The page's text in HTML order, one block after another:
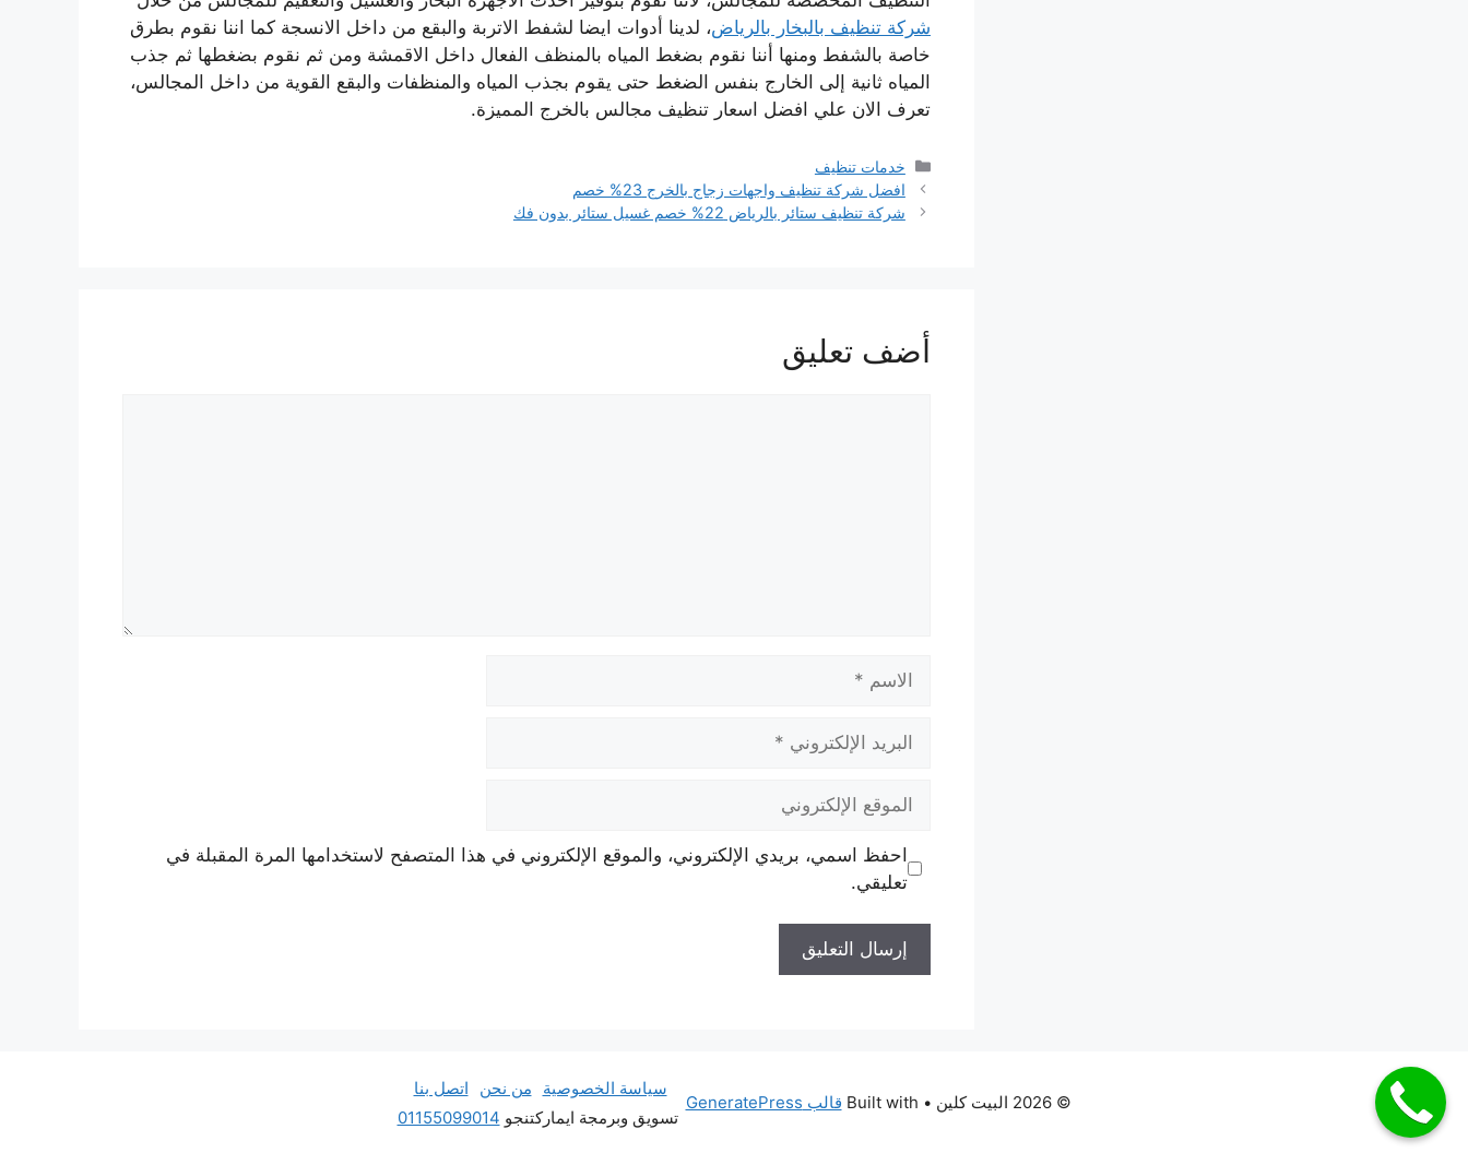
شركة تنظيف بالبخار بالرياض، لدينا أدوات ايضا لشفط الاتربة والبقع من داخل الانسجة كما اننا نقوم بطرق
خاصة بالشفط ومنها أننا نقوم بضغط المياه بالمنظف الفعال داخل الاقمشة ومن ثم نقوم بضغطها ثم جذب
المياه ثانية إلى الخارج بنفس الضغط حتى يقوم بجذب المياه والمنظفات والبقع القوية من داخل المجالس،
تعرف الان علي افضل اسعار تنظيف مجالس بالخرج المميزة.
التصنيفات
خدمات تنظيف
افضل شركة تنظيف واجهات زجاج بالخرج 23% خصم
شركة تنظيف ستائر بالرياض 22% خصم غسيل ستائر بدون فك
أضف تعليق
الإلكتروني
الإلكتروني
احفظ اسمي، بريدي الإلكتروني، والموقع الإلكتروني في هذا المتصفح لاستخدامها المرة المقبلة في
تعليقي.
سياسة الخصوصية من نحن
اتصل بنا
تسويق وبرمجة ايماركتنجو 01155099014
© 2026 البيت كلين • Built with قالب GeneratePress